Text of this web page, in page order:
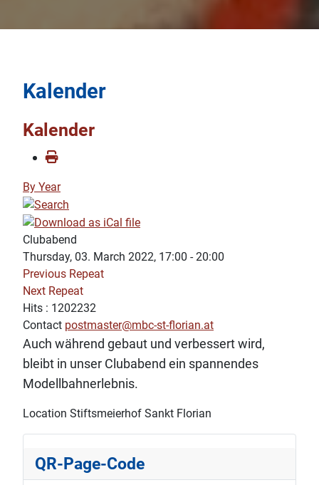
Kalender
Kalender
By Year
Clubabend
Thursday, 03. March 2022, 17:00 - 20:00
Previous Repeat
Next Repeat
Hits : 1202232
Contact postmaster@mbc-st-florian.at
Auch während gebaut und verbessert wird,
bleibt in unser Clubabend ein spannendes
Modellbahnerlebnis.
Location Stiftsmeierhof Sankt Florian
QR-Page-Code